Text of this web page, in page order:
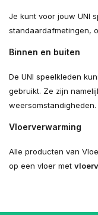
Je kunt voor jouw UNI
standaardafmetingen,
Binnen en buiten
De UNI speelkleden
gebruikt. Ze zijn
weersomstandigheden.
Vloerverwarming
Alle producten van
op een vloer met